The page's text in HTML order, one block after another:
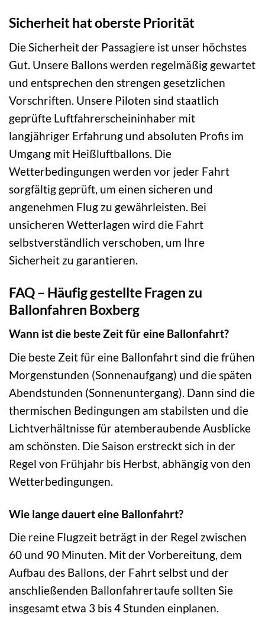
Sicherheit hat oberste Priorität
Die Sicherheit der Passagiere ist unser höchstes
Gut. Unsere Ballons werden regelmäßig gewartet
und entsprechen den strengen gesetzlichen
Vorschriften. Unsere Piloten sind staatlich
geprüfte Luftfahrerscheininhaber mit
langjähriger Erfahrung und absoluten Profis im
Umgang mit Heißluftballons. Die
Wetterbedingungen werden vor jeder Fahrt
sorgfältig geprüft, um einen sicheren und
angenehmen Flug zu gewährleisten. Bei
unsicheren Wetterlagen wird die Fahrt
selbstverständlich verschoben, um Ihre
Sicherheit zu garantieren.
FAQ – Häufig gestellte Fragen zu
Ballonfahren Boxberg
Wann ist die beste Zeit für eine Ballonfahrt?
Die beste Zeit für eine Ballonfahrt sind die frühen
Morgenstunden (Sonnenaufgang) und die späten
Abendstunden (Sonnenuntergang). Dann sind die
thermischen Bedingungen am stabilsten und die
Lichtverhältnisse für atemberaubende Ausblicke
am schönsten. Die Saison erstreckt sich in der
Regel von Frühjahr bis Herbst, abhängig von den
Wetterbedingungen.
Wie lange dauert eine Ballonfahrt?
Die reine Flugzeit beträgt in der Regel zwischen
60 und 90 Minuten. Mit der Vorbereitung, dem
Aufbau des Ballons, der Fahrt selbst und der
anschließenden Ballonfahrertaufe sollten Sie
insgesamt etwa 3 bis 4 Stunden einplanen.